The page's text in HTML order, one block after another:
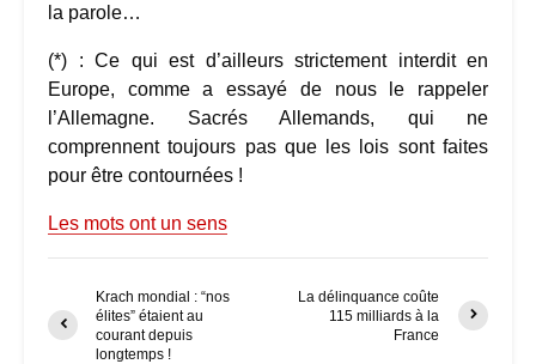
la parole…
(*) : Ce qui est d’ailleurs strictement interdit en
Europe, comme a essayé de nous le rappeler
l’Allemagne. Sacrés Allemands, qui ne
comprennent toujours pas que les lois sont faites
pour être contournées !
Les mots ont un sens
Krach mondial : “nos
élites” étaient au
courant depuis
longtemps !
La délinquance coûte
115 milliards à la
France